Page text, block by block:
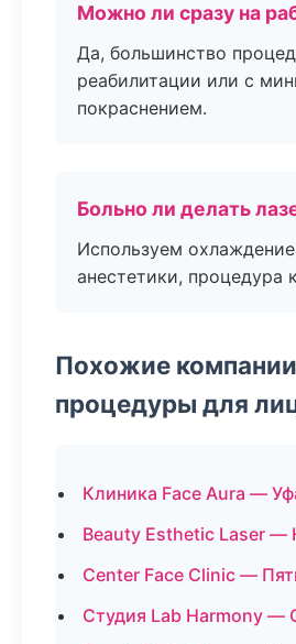
Можно ли сразу на
Да, большинство
реабилитации или с
покраснением.
Больно ли делать
Используем
анестетики, процедура
Похожие
процедуры для
Клиника Face Aura —
Beauty Esthetic Laser —
Center Face Clinic —
Студия Lab Harmony —